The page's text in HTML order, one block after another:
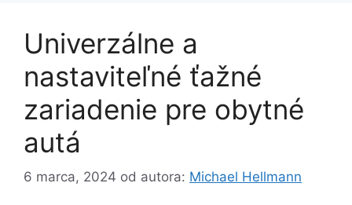
Univerzálne a
nastaviteľné ťažné
zariadenie pre obytné
autá
6 marca, 2024 od autora: Michael Hellmann